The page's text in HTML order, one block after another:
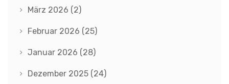
März 2026 (2)
Februar 2026 (25)
Januar 2026 (28)
Dezember 2025 (24)